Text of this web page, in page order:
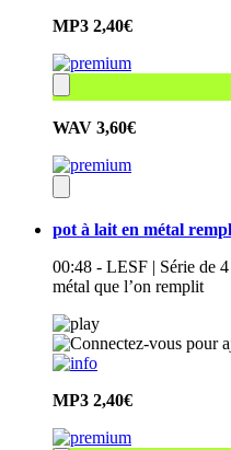
MP3 2,40€
WAV 3,60€
pot à lait en métal
00:48 - LESF | Série de
métal que l’on remplit
MP3 2,40€